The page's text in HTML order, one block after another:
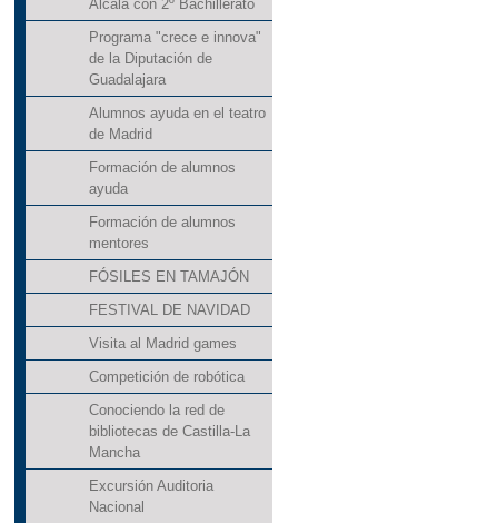
Alcalá con 2º Bachillerato
Programa "crece e innova"
de la Diputación de
Guadalajara
Alumnos ayuda en el teatro
de Madrid
Formación de alumnos
ayuda
Formación de alumnos
mentores
FÓSILES EN TAMAJÓN
FESTIVAL DE NAVIDAD
Visita al Madrid games
Competición de robótica
Conociendo la red de
bibliotecas de Castilla-La
Mancha
Excursión Auditoria
Nacional